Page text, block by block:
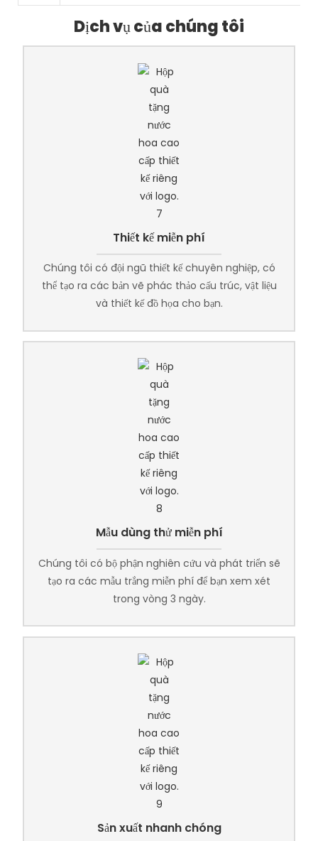
Dịch vụ của chúng tôi
Thiết kế miễn phí
Chúng tôi có đội ngũ thiết kế chuyên nghiệp, có
thể tạo ra các bản vẽ phác thảo cấu trúc, vật liệu
và thiết kế đồ họa cho bạn.
Mẫu dùng thử miễn phí
Chúng tôi có bộ phận nghiên cứu và phát triển sẽ
tạo ra các mẫu trắng miễn phí để bạn xem xét
trong vòng 3 ngày.
Sản xuất nhanh chóng